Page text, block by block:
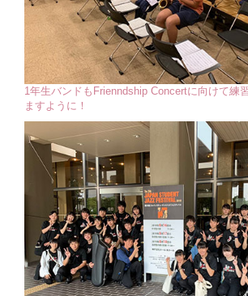
1年生バンドもFrienndship Concertに向けて練
ますように！